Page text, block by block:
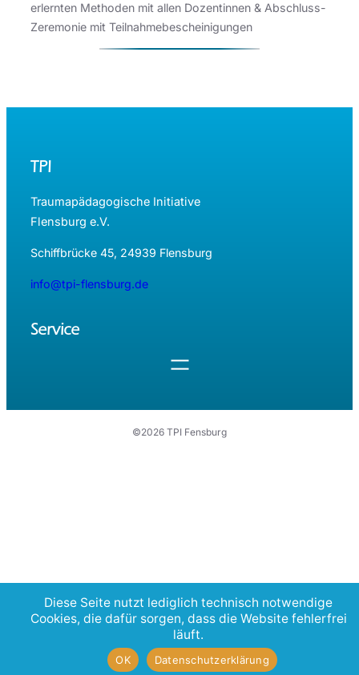
erlernten Methoden mit allen Dozentinnen & Abschluss-
Zeremonie mit Teilnahmebescheinigungen
TPI
Traumapädagogische Initiative
Flensburg e.V.
Schiffbrücke 45, 24939 Flensburg
info@tpi-flensburg.de
Service
©2026 TPI Fensburg
Diese Seite nutzt lediglich technisch notwendige
Cookies, die dafür sorgen, dass die Website fehlerfrei
läuft.
OK Datenschutzerklärung